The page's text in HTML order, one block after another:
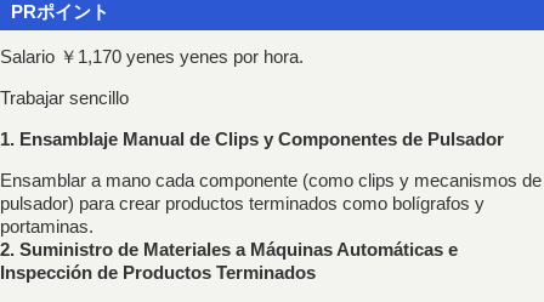
PRポイント
Salario ￥1,170 yenes yenes por hora.
Trabajar sencillo
1. Ensamblaje Manual de Clips y Componentes de Pulsador
Ensamblar a mano cada componente (como clips y mecanismos de
pulsador) para crear productos terminados como bolígrafos y
portaminas.
2. Suministro de Materiales a Máquinas Automáticas e
Inspección de Productos Terminados